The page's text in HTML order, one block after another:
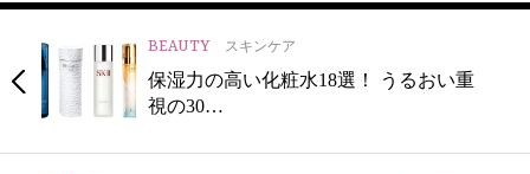
BEAUTY スキンケア
保湿力の高い化粧水18選！ うるおい重
視の30…